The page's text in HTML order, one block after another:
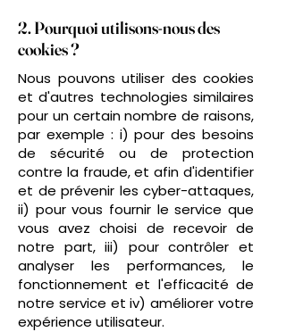
2. Pourquoi utilisons-nous des
cookies ?
Nous pouvons utiliser des cookies
et d'autres technologies similaires
pour un certain nombre de raisons,
par exemple : i) pour des besoins
de sécurité ou de protection
contre la fraude, et afin d'identifier
et de prévenir les cyber-attaques,
ii) pour vous fournir le service que
vous avez choisi de recevoir de
notre part, iii) pour contrôler et
analyser les performances, le
fonctionnement et l'efficacité de
notre service et iv) améliorer votre
expérience utilisateur.